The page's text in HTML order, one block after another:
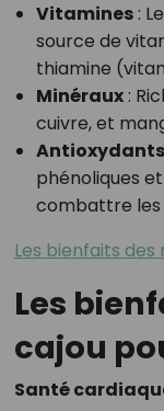
Vitamines:
source de
thiamine
Minéraux:
cuivre, et
Antioxydants
phénoliques
combattre les
Les bienfaits des
Les
cajou
Santé